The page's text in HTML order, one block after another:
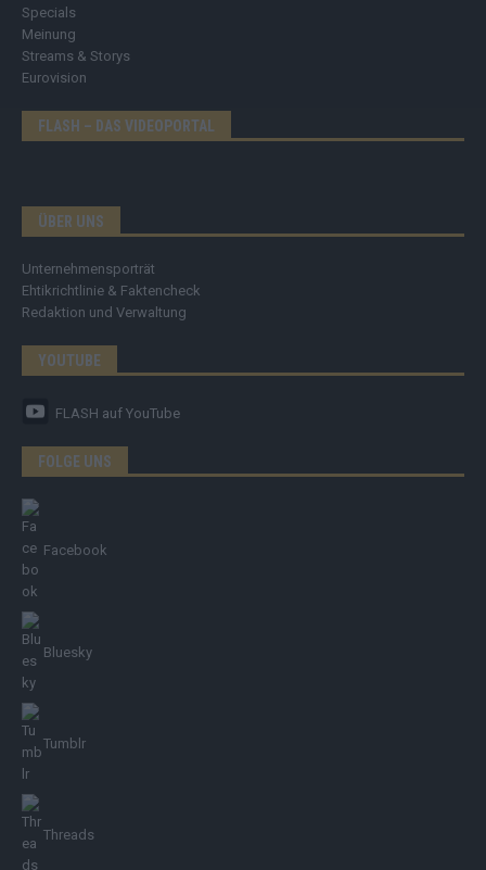
Specials
Meinung
Streams & Storys
Eurovision
FLASH – DAS VIDEOPORTAL
ÜBER UNS
Unternehmensporträt
Ehtikrichtlinie & Faktencheck
Redaktion und Verwaltung
YOUTUBE
FLASH auf YouTube
FOLGE UNS
Facebook
Bluesky
Tumblr
Threads